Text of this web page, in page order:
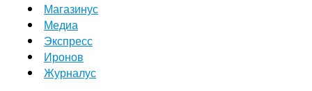
Магазинус
Медиа
Экспресс
Иронов
Журналус